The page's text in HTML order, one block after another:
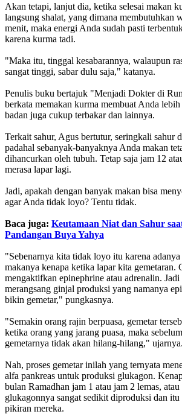
Akan tetapi, lanjut dia, ketika selesai makan
langsung shalat, yang dimana membutuhkan
menit, maka energi Anda sudah pasti
karena kurma tadi.
"Maka itu, tinggal kesabarannya, walaupun
sangat tinggi, sabar dulu saja," katanya.
Penulis buku bertajuk "Menjadi Dokter di
berkata memakan kurma membuat Anda
badan juga cukup terbakar dan lainnya.
Terkait sahur, Agus bertutur, seringkali sahur
padahal sebanyak-banyaknya Anda makan
dihancurkan oleh tubuh. Tetap saja jam 12
merasa lapar lagi.
Jadi, apakah dengan banyak makan bisa
agar Anda tidak loyo? Tentu tidak.
Baca juga: Keutamaan Niat dan Sahur
Pandangan Buya Yahya
"Sebenarnya kita tidak loyo itu karena
makanya kenapa ketika lapar kita gemetaran.
mengaktifkan epinephrine atau adrenalin.
merangsang ginjal produksi yang namanya
bikin gemetar," pungkasnya.
"Semakin orang rajin berpuasa, gemetar
ketika orang yang jarang puasa, maka
gemetarnya tidak akan hilang-hilang," ujarnya.
Nah, proses gemetar inilah yang ternyata
alfa pankreas untuk produksi glukagon.
bulan Ramadhan jam 1 atau jam 2 lemas,
glukagonnya sangat sedikit diproduksi dan itu
pikiran mereka.